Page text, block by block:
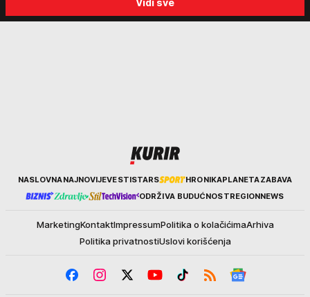
KurirNASLOVNANAJNOVIJEVESTISTARS HRONIKAPLANETAZABAVA
ODRŽIVA BUDUĆNOSTREGIONNEWS
MarketingKontaktImpressumPolitika o kolačićimaArhiva
Politika privatnostiUslovi korišćenja